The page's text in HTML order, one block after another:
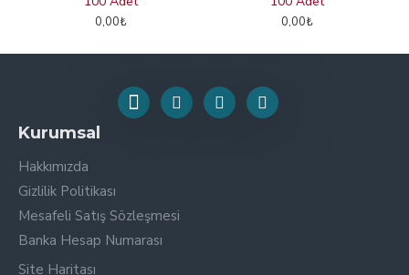
0,00₺ 0,00₺
Kurumsal
Hakkımızda
Gizlilik Politikası
Mesafeli Satış Sözleşmesi
Banka Hesap Numarası
Site Haritası